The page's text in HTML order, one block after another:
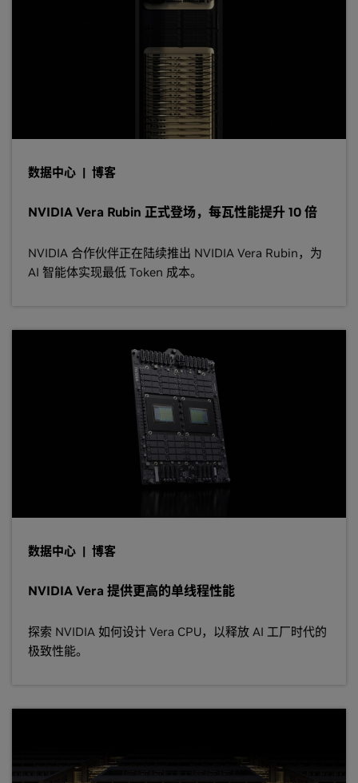
数据中心 | 博客
NVIDIA Vera Rubin 正式登场，每瓦性能提升 10 倍
NVIDIA 合作伙伴正在陆续推出 NVIDIA Vera Rubin，为
AI 智能体实现最低 Token 成本。
数据中心 | 博客
NVIDIA Vera 提供更高的单线程性能
探索 NVIDIA 如何设计 Vera CPU，以释放 AI 工厂时代的
极致性能。